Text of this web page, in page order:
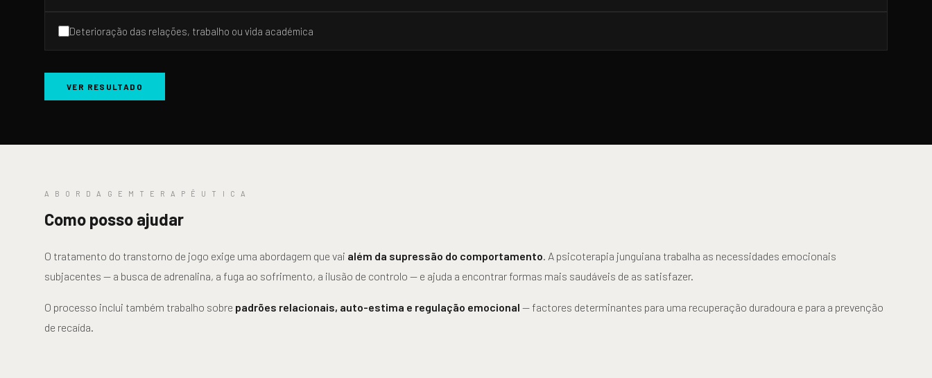
Deterioração das relações, trabalho ou vida académica
VER RESULTADO
A B O R D A G E M T E R A P Ê U T I C A
Como posso ajudar
O tratamento do transtorno de jogo exige uma abordagem que vai além da supressão do comportamento. A psicoterapia junguiana trabalha as necessidades emocionais
subjacentes — a busca de adrenalina, a fuga ao sofrimento, a ilusão de controlo — e ajuda a encontrar formas mais saudáveis de as satisfazer.
O processo inclui também trabalho sobre padrões relacionais, auto-estima e regulação emocional — factores determinantes para uma recuperação duradoura e para a prevenção
de recaída.